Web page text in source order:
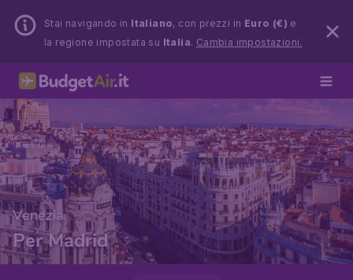
Stai navigando in Italiano, con prezzi in Euro (€) e
la regione impostata su Italia. Cambia impostazioni.
Venezia
Per Madrid